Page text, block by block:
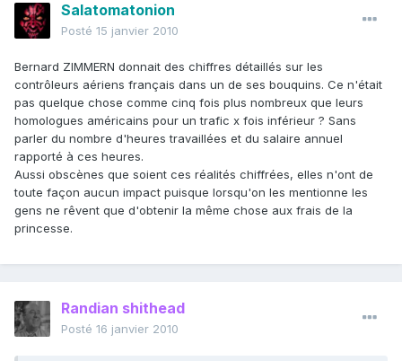
Salatomatonion
Posté 15 janvier 2010
Bernard ZIMMERN donnait des chiffres détaillés sur les
contrôleurs aériens français dans un de ses bouquins. Ce n'était
pas quelque chose comme cinq fois plus nombreux que leurs
homologues américains pour un trafic x fois inférieur ? Sans
parler du nombre d'heures travaillées et du salaire annuel
rapporté à ces heures.
Aussi obscènes que soient ces réalités chiffrées, elles n'ont de
toute façon aucun impact puisque lorsqu'on les mentionne les
gens ne rêvent que d'obtenir la même chose aux frais de la
princesse.
Randian shithead
Posté 16 janvier 2010